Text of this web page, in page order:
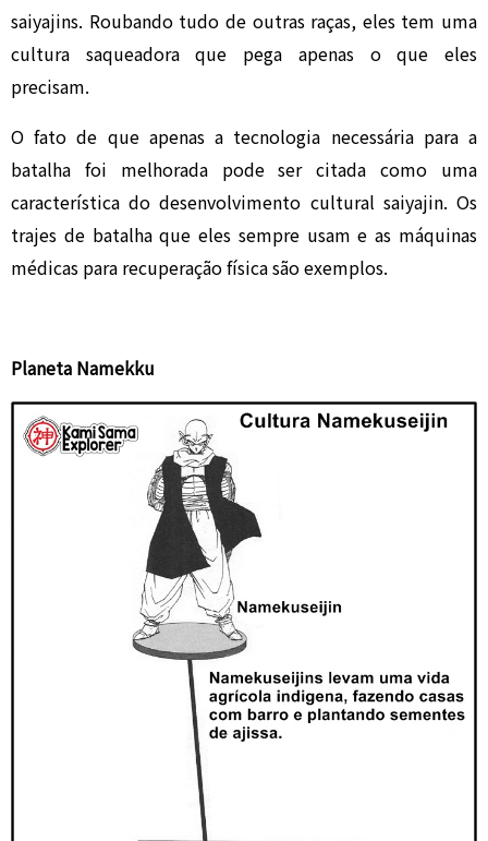
saiyajins. Roubando tudo de outras raças, eles tem uma
cultura saqueadora que pega apenas o que eles
precisam.
O fato de que apenas a tecnologia necessária para a
batalha foi melhorada pode ser citada como uma
característica do desenvolvimento cultural saiyajin. Os
trajes de batalha que eles sempre usam e as máquinas
médicas para recuperação física são exemplos.
Planeta Namekku